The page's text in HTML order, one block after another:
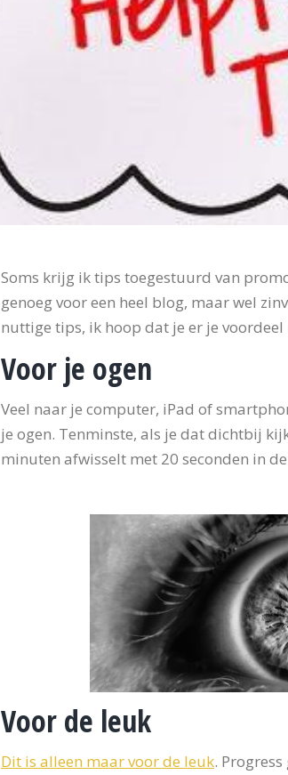
Soms krijg ik tips toegestuurd van
genoeg voor een heel blog, maar wel
nuttige tips, ik hoop dat je er je voordeel
Voor je ogen
Veel naar je computer, iPad of
je ogen. Tenminste, als je dat dichtbij
minuten afwisselt met 20 seconden in
Voor de leuk
Dit is alleen maar voor de leuk.